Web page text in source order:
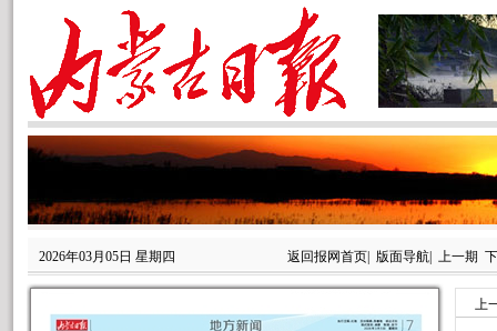
2026年03月05日 星期四 返回报网首页| 版面导航| 上一期
上